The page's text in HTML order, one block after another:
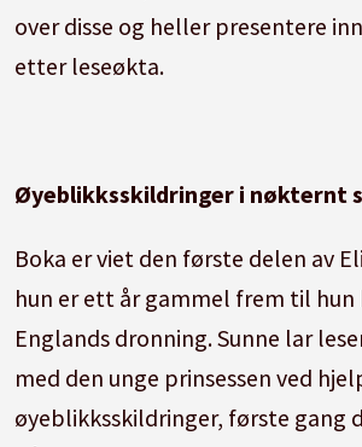
over disse og heller presentere
etter leseøkta.
Øyeblikksskildringer i nøkternt
Boka er viet den første delen av
hun er ett år gammel frem til
Englands dronning. Sunne lar
med den unge prinsessen ved
øyeblikksskildringer, første gang